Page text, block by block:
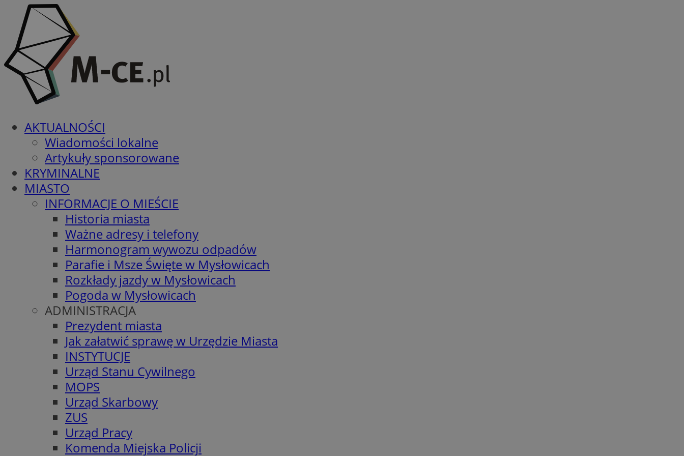
AKTUALNOŚCI
Wiadomości lokalne
Artykuły sponsorowane
KRYMINALNE
MIASTO
INFORMACJE O MIEŚCIE
Historia miasta
Ważne adresy i telefony
Harmonogram wywozu odpadów
Parafie i Msze Święte w Mysłowicach
Rozkłady jazdy w Mysłowicach
Pogoda w Mysłowicach
ADMINISTRACJA
Prezydent miasta
Jak załatwić sprawę w Urzędzie Miasta
INSTYTUCJE
Urząd Stanu Cywilnego
MOPS
Urząd Skarbowy
ZUS
Urząd Pracy
Komenda Miejska Policji